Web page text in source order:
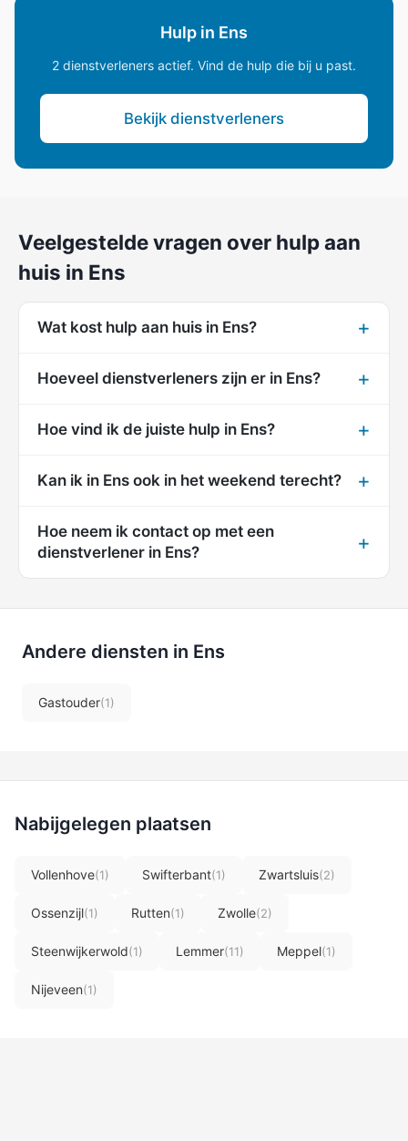
Hulp in Ens
2 dienstverleners actief. Vind de hulp die bij u past.
Bekijk dienstverleners
Veelgestelde vragen over hulp aan
huis in Ens
Wat kost hulp aan huis in Ens?
Hoeveel dienstverleners zijn er in Ens?
Hoe vind ik de juiste hulp in Ens?
Kan ik in Ens ook in het weekend terecht?
Hoe neem ik contact op met een
dienstverlener in Ens?
Andere diensten in Ens
Gastouder(1)
Nabijgelegen plaatsen
Vollenhove(1) Swifterbant(1) Zwartsluis(2)
Ossenzijl(1) Rutten(1) Zwolle(2)
Steenwijkerwold(1) Lemmer(11) Meppel(1)
Nijeveen(1)